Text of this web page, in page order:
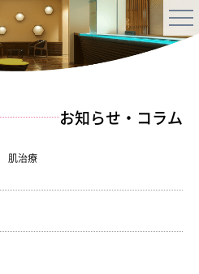
お知らせ・コラム
肌治療